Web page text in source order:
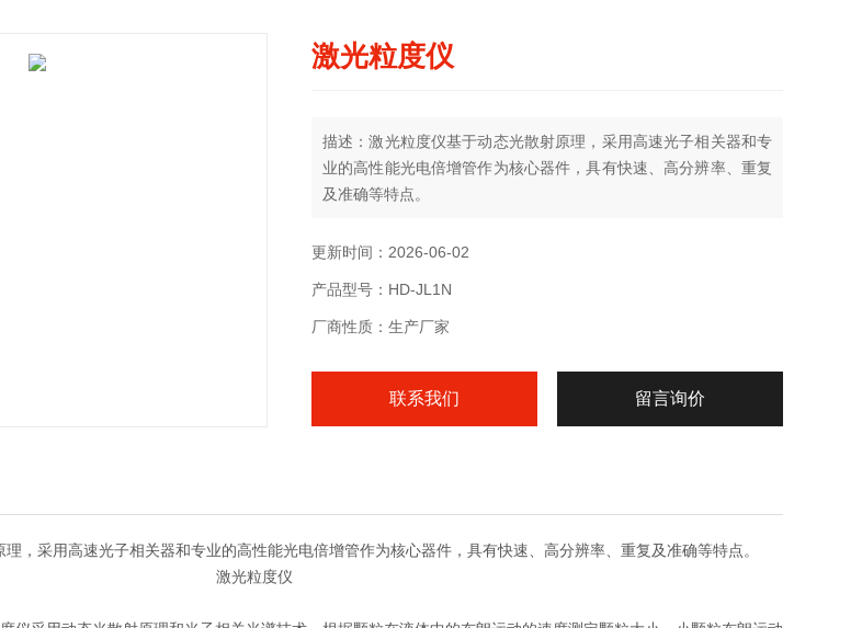
激光粒度仪
描述：激光粒度仪基于动态光散射原理，采用高速光子相关器和专
业的高性能光电倍增管作为核心器件，具有快速、高分辨率、重复
及准确等特点。
更新时间：2026-06-02
产品型号：HD-JL1N
厂商性质：生产厂家
联系我们 留言询价
，采用高速光子相关器和专业的高性能光电倍增管作为核心器件，具有快速、高分辨率、重复及准确等特点。